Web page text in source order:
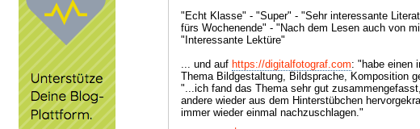
"Echt Klasse" - "Super" - "Sehr interessante
fürs Wochenende" - "Nach dem Lesen auch von
"Interessante Lektüre"
... und auf https://digitalfotograf.com: "habe einen
Thema Bildgestaltung, Bildsprache, Komposition
"...ich fand das Thema sehr gut
andere wieder aus dem Hinterstübchen
immer wieder einmal nachzuschlagen."